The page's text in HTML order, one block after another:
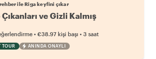
ile Riga keyfini çıkar
ve Gizli Kalmış
• €38.97 kişi başı • 3 saat
TOUR ANINDA ONAYLI